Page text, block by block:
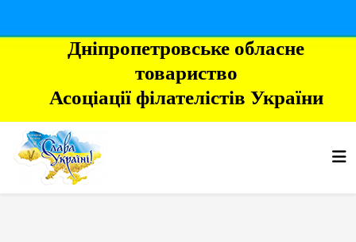
Дніпропетровське обласне
товариство
Асоціації філателістів України